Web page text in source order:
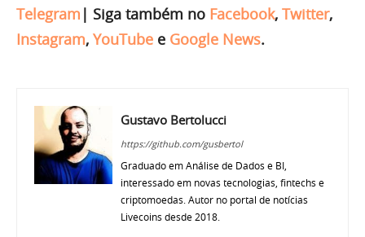
Telegram | Siga também no Facebook, Twitter,
Instagram, YouTube e Google News.
Gustavo Bertolucci
https://github.com/gusbertol
Graduado em Análise de Dados e BI,
interessado em novas tecnologias, fintechs e
criptomoedas. Autor no portal de notícias
Livecoins desde 2018.